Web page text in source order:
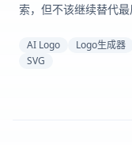
索，但不该继续替代最
AI Logo Logo生成器
SVG